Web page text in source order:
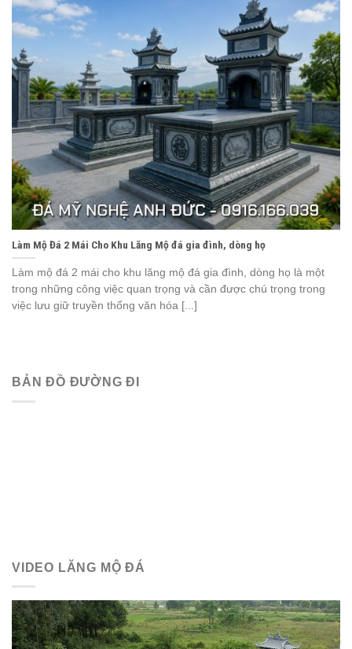
Làm Mộ Đá 2 Mái Cho Khu Lăng Mộ đá gia đình, dòng họ
Làm mộ đá 2 mái cho khu lăng mộ đá gia đình, dòng họ là một
trong những công việc quan trọng và cần được chú trọng trong
việc lưu giữ truyền thống văn hóa [...]
BẢN ĐỒ ĐƯỜNG ĐI
VIDEO LĂNG MỘ ĐÁ